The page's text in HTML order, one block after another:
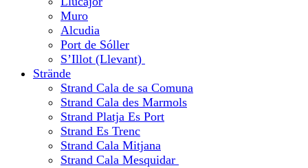
Muro
Alcudia
Port de Sóller
S’Illot (Llevant)
Strände
Strand Cala de sa Comuna
Strand Cala des Marmols
Strand Platja Es Port
Strand Es Trenc
Strand Cala Mitjana
Strand Cala Mesquidar